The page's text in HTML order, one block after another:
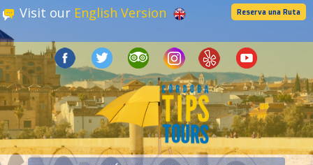
Visit our English Version Reserva una Ruta